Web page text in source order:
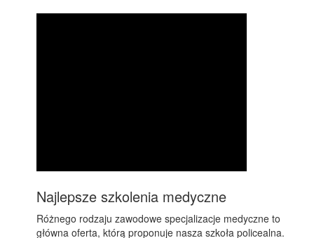
Najlepsze szkolenia medyczne
Różnego rodzaju zawodowe specjalizacje medyczne to
główna oferta, którą proponuje nasza szkoła policealna.